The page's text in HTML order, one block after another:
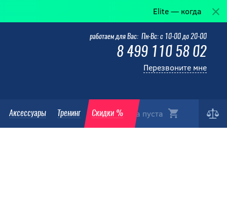
Elite — когда победа в
Корзина пуста
Аксессуары Тренинг Скидки %
работаем для Вас: Пн-Вс: с 10-00 до 20-00
8 499 110 58 02
Перезвоните мне